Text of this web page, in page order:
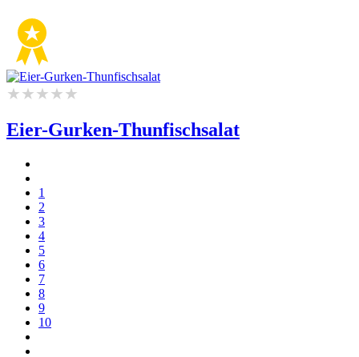
Eier-Gurken-Thunfischsalat
1
2
3
4
5
6
7
8
9
10